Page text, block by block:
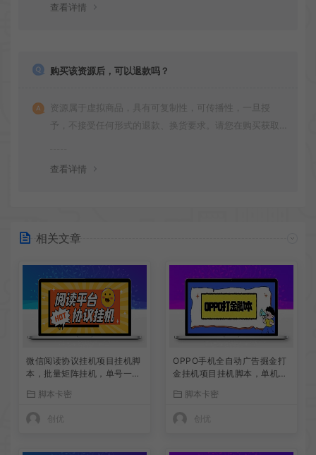
查看详情
购买该资源后，可以退款吗？
资源属于虚拟商品，具有可复制性，可传播性，一旦授
予，不接受任何形式的退款、换货要求。请您在购买获取
查看详情
相关文章
微信阅读协议挂机项目挂机脚
本，批量矩阵挂机，单号一天
脚本卡密
OPPO手机全自动广告掘金打
金挂机项目挂机脚本，单机一
脚本卡密